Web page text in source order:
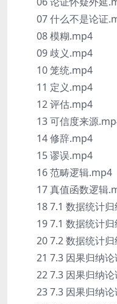
07 什么不是论证
08 模糊.mp4
09 歧义.mp4
10 笼统.mp4
11 定义.mp4
12 评估.mp4
13 可信度来源
14 修辞.mp4
15 谬误.mp4
16 范畴逻辑.mp4
17 真值函数逻辑
18 7.1 数据统计归
19 7.1 数据统计归
20 7.2 数据统计归
21 7.3 因果归纳论
22 7.3 因果归纳论
23 7.3 因果归纳论